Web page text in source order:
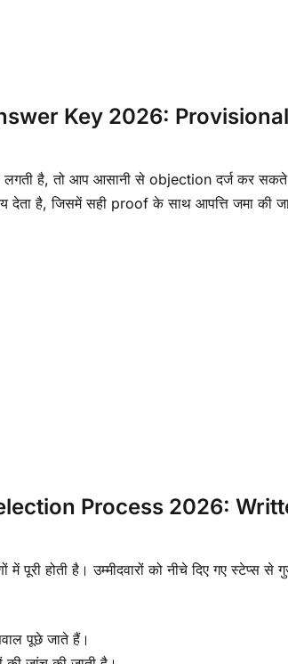
Key 2026: Provisional
है, तो आप आसानी से objection दर्ज कर
है, जिसमें सही proof के साथ आपत्ति जमा की
Process 2026:
होती है। उम्मीदवारों को नीचे दिए गए स्टेप्स से
पूछे जाते हैं।